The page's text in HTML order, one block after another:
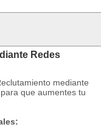
Redes
mediante
que aumentes tu